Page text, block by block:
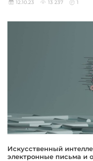
12.10.23 13 237 1
Искусственный
электронные письма и